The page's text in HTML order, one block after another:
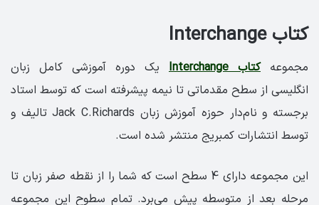
کتاب Interchange
مجموعهکتاب Interchange
یک دوره آموزشی کامل زبان
انگلیسی از سطح مقدماتی تا نیمه پیشرفته است که توسط استاد
برجسته و نام‌دار حوزه آموزش زبان Jack C.Richards تالیف و
توسط انتشارات کمبریج منتشر شده است.
این مجموعه دارای 4 سطح است که شما را از نقطه صفر زبان تا
مرحله بعد از متوسطه پیش می‌برد. تمام سطوح این مجموعه